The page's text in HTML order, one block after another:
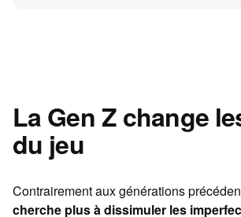
La Gen Z change
du jeu
Contrairement aux générations
cherche plus à dissimuler les